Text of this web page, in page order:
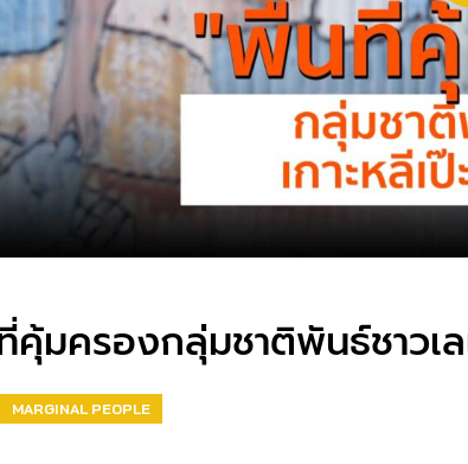
มครองกลุ่มชาติพันธ์ชาวเล
MARGINAL PEOPLE